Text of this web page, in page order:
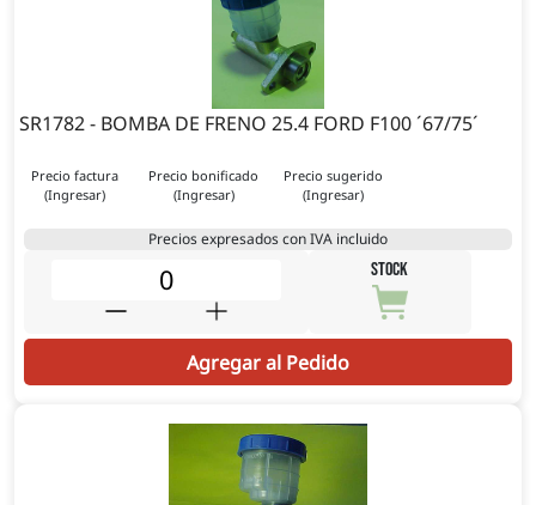
SR1782 - BOMBA DE FRENO 25.4 FORD F100 ´67/75´
Precio factura
(Ingresar)
Precio bonificado
(Ingresar)
Precio sugerido
(Ingresar)
Precios expresados con IVA incluido
STOCK
Agregar al Pedido